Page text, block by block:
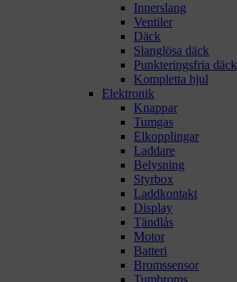
Innerslang
Ventiler
Däck
Slanglösa däck
Punkteringsfria däck
Kompletta hjul
Elektronik
Knappar
Tumgas
Elkopplingar
Laddare
Belysning
Styrbox
Laddkontakt
Display
Tändlås
Motor
Batteri
Bromssensor
Tumbroms